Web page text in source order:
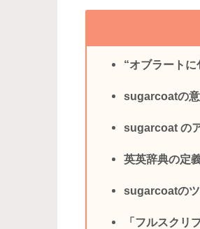
“オブラートに
sugarcoatの意
sugarcoat の
英英辞典の定
sugarcoatのツ
「フルスクリ